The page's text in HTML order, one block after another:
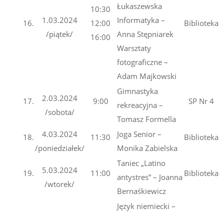
16.
1.03.2024
/piątek/
10:30
12:00
16:00
Łukaszewska
Informatyka –
Anna Stępniarek
Warsztaty
fotograficzne –
Adam Majkowski
Biblioteka
17.
2.03.2024
/sobota/
9:00
Gimnastyka
rekreacyjna –
Tomasz Formella
SP Nr 4
18.
4.03.2024
/poniedziałek/
11:30
Joga Senior –
Monika Zabielska
Biblioteka
19.
5.03.2024
/wtorek/
11:00
Taniec „Latino
antystres” – Joanna
Bernaśkiewicz
Biblioteka
Język niemiecki –